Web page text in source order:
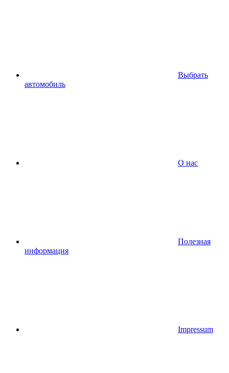
Выбрать
автомобиль
О нас
Полезная
информация
Impressum